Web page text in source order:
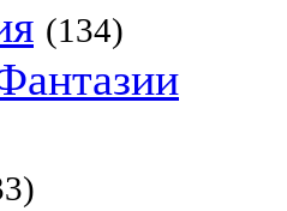
(134)